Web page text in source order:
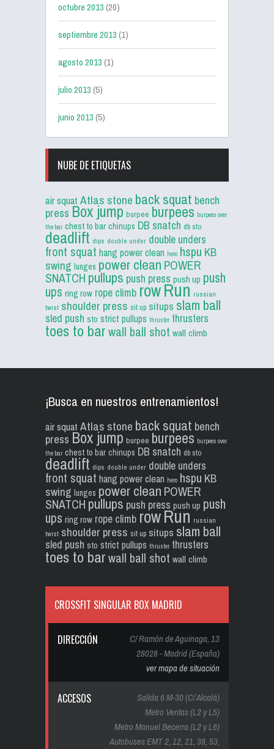
octubre 2013(20)
septiembre 2013(1)
agosto 2013(1)
julio 2013(5)
junio 2013(5)
NUBE DE ETIQUETAS
air squat Atlas stone back squat bench
press Box jump burpee burpees burpees over
the bar chest to bar chinups DB snatch db sto
deadlift dips double under double unders
front squat hang power clean hero hspu KB
swing lunges power clean POWER
SNATCH pullups push press push up push
ups ring row rope climb rowRun russian
twist shoulder press sit up situps slam ball
sled push sto strict pullups thruster thrusters
toes to barwall ball shot wall climb
¡Busca en nuestros entrenamientos!
air squat Atlas stone back squat bench
press Box jump burpee burpees burpees over
the bar chest to bar chinups DB snatch db sto
deadlift dips double under double unders
front squat hang power clean hero hspu KB
swing lunges power clean POWER
SNATCH pullups push press push up push
ups ring row rope climb rowRun russian
twist shoulder press sit up situps slam ball
sled push sto strict pullups thruster thrusters
toes to barwall ball shot wall climb
CROSSFIT SINGULAR BOX MADRID
DIRECCIÓN
C/ Ramón de Aguinaga, 13
28028 - Madrid (España)
ver mapa de situación
ACCESOS
Salida 6 M-30 (C/ Alcalá)
Metro Ventas (L2 y L5)
Metro Manuel Becerra (L2 y L6)
Autobuses EMT 2, 12, 21, 38, 53,